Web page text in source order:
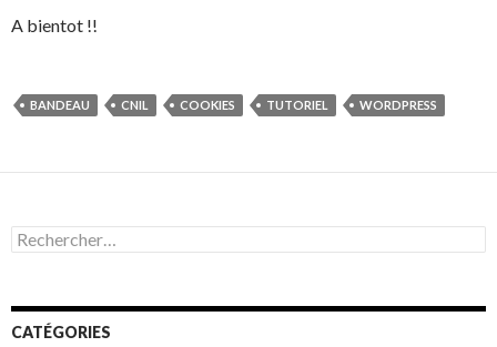
A bientot !!
BANDEAU CNIL COOKIES TUTORIEL WORDPRESS
R
e
e
rCATÉGORIES